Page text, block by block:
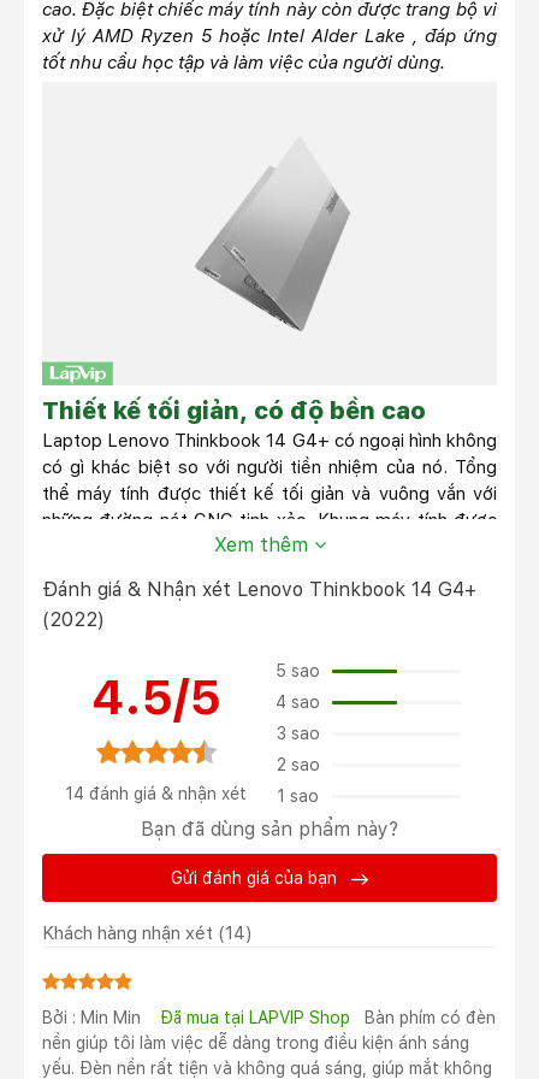
cao. Đặc biệt chiếc máy tính này còn được trang bộ vi
xử lý AMD Ryzen 5 hoặc Intel Alder Lake , đáp ứng
tốt nhu cầu học tập và làm việc của người dùng.
Thiết kế tối giản, có độ bền cao
Laptop Lenovo Thinkbook 14 G4+ có ngoại hình không
có gì khác biệt so với người tiền nhiệm của nó. Tổng
thể máy tính được thiết kế tối giản và vuông vắn với
những đường nét CNC tinh xảo. Khung máy tính được
hoàn thiện từ sợi carbon cao cấp, cho cảm giác cầm
những khu vực yếu nhất như bàn phím.
Mặt lưng máy tính được làm nổi bật với hai màu Xám
đậm và Xám nhạt với điểm nhấn là logo Lenovo và
ThinkBook được bố trí gọn gàng trông cực kỳ nổi bật
và tinh tế.
Về trọng lượng, chiếc Lenovo Thinkbook mới này nặng
Xem thêm
Đánh giá & Nhận xét Lenovo Thinkbook 14 G4+
(2022)
4.5/5
14 đánh giá & nhận xét
5 sao
4 sao
3 sao
2 sao
1 sao
Bạn đã dùng sản phẩm này?
Gửi đánh giá của bạn
Khách hàng nhận xét (14)
Bởi : Min Min Đã mua tại LAPVIP Shop
Bàn phím có đèn
nền giúp tôi làm việc dễ dàng trong điều kiện ánh sáng
yếu. Đèn nền rất tiện và không quá sáng, giúp mắt không